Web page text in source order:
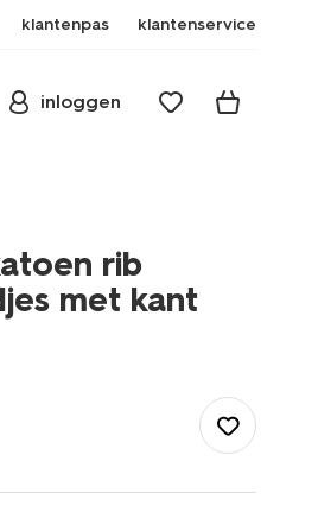
klantenpas klantenservice
inloggen
rib
met kant